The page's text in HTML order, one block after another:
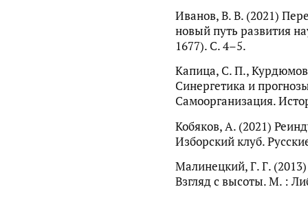
Иванов, В. В. (2021)
новый путь развития
1677). С. 4–5.
Капица, С. П.,
Синергетика и
Самоорганизация.
Кобяков, А. (2021)
Изборский клуб.
Малинецкий, Г. Г.
Взгляд с высоты. М. :